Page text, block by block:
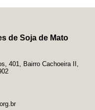
de Soja de Mato
401, Bairro Cachoeira II,